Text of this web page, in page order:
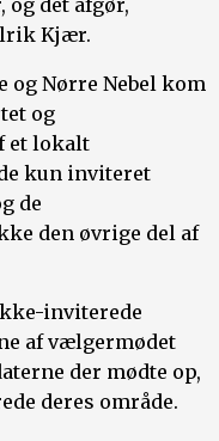
Kjær.
og Nørre Nebel kom
og
et lokalt
kun inviteret
de
den øvrige del af
inviterede
af vælgermødet
der mødte op,
deres område.